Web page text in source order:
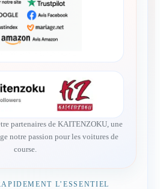
partenaires de KAITENZOKU, une
notre passion pour les voitures de
course.
L’ESSENTIEL